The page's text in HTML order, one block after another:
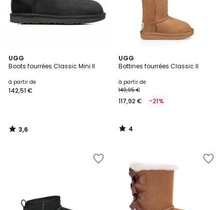
UGG
Boots fourrées Classic Mini II
Prix
à
142,51
€.
à partir de
142,51 €
3,6
/ 5
3,6
/
UGG
Bottines fourrées Classic II
à partir de
149,95 €
117,92 € -21%
4
/
4
/